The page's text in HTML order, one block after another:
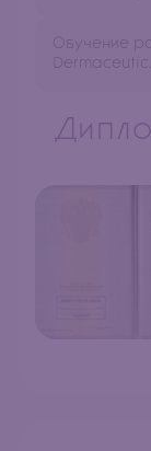
Обучение
Dermaceutic.